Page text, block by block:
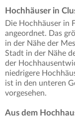
Hochhäuser in
Die Hochhäuser in
angeordnet. Das
in der Nähe der
Stadt in der Nähe
der
niedrigere
ist in den unteren
vorgesehen.
Aus dem